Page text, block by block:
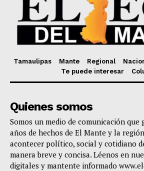
Tamaulipas Mante Regional
Te puede interesar
Quienes somos
Somos un medio de comunicación que
años de hechos de El Mante y la
acontecer político, social y cotidiano
manera breve y concisa. Léenos en
digitales y mantente informado